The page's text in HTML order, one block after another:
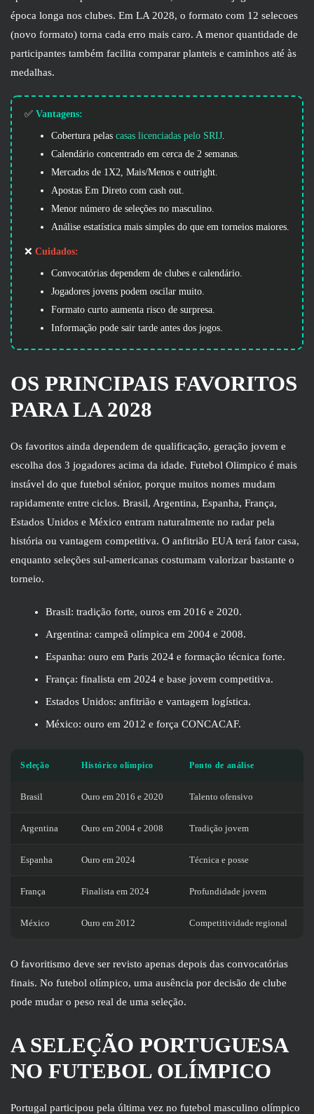
época longa nos clubes. Em LA 2028, o formato com 12 selecoes
(novo formato) torna cada erro mais caro. A menor quantidade de
participantes também facilita comparar planteis e caminhos até às
medalhas.
✅ Vantagens:
Cobertura pelas casas licenciadas pelo SRIJ
Calendário concentrado em cerca de 2 semanas.
Mercados de 1X2, Mais/Menos e outright.
Apostas Em Direto com cash out.
Menor número de seleções no masculino.
Análise estatística mais simples do que em torneios maiores.
❌ Cuidados:
Convocatórias dependem de clubes e calendário.
Jogadores jovens podem oscilar muito.
Formato curto aumenta risco de surpresa.
Informação pode sair tarde antes dos jogos.
OS PRINCIPAIS FAVORITOS
PARA LA 2028
Os favoritos ainda dependem de qualificação, geração jovem e
escolha dos 3 jogadores acima da idade. Futebol Olimpico é mais
instável do que futebol sénior, porque muitos nomes mudam
rapidamente entre ciclos. Brasil, Argentina, Espanha, França,
Estados Unidos e México entram naturalmente no radar pela
história ou vantagem competitiva. O anfitrião EUA terá fator casa,
enquanto seleções sul-americanas costumam valorizar bastante o
torneio.
Brasil: tradição forte, ouros em 2016 e 2020.
Argentina: campeã olímpica em 2004 e 2008.
Espanha: ouro em Paris 2024 e formação técnica forte.
França: finalista em 2024 e base jovem competitiva.
Estados Unidos: anfitrião e vantagem logística.
México: ouro em 2012 e força CONCACAF.
Seleção Histórico olímpico Ponto de análise
Brasil Ouro em 2016 e 2020 Talento ofensivo
Argentina Ouro em 2004 e 2008 Tradição jovem
Espanha Ouro em 2024 Técnica e posse
França Finalista em 2024 Profundidade jovem
México Ouro em 2012 Competitividade regional
O favoritismo deve ser revisto apenas depois das convocatórias
finais. No futebol olímpico, uma ausência por decisão de clube
pode mudar o peso real de uma seleção.
A SELEÇÃO PORTUGUESA
NO FUTEBOL OLÍMPICO
Portugal participou pela última vez no futebol masculino olímpico